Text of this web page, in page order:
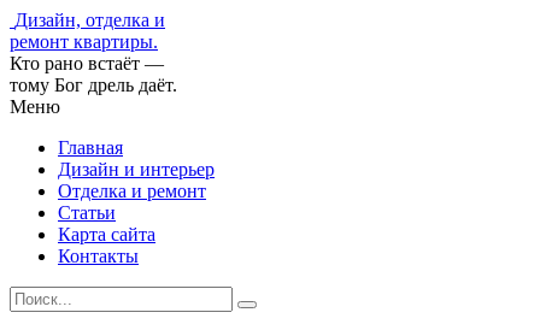
Дизайн, отделка и
ремонт квартиры.
Кто рано встаёт —
тому Бог дрель даёт.
Меню
Главная
Дизайн и интерьер
Отделка и ремонт
Статьи
Карта сайта
Контакты